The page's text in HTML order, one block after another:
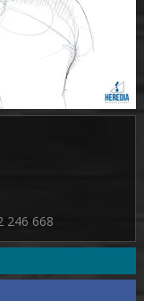
246 668